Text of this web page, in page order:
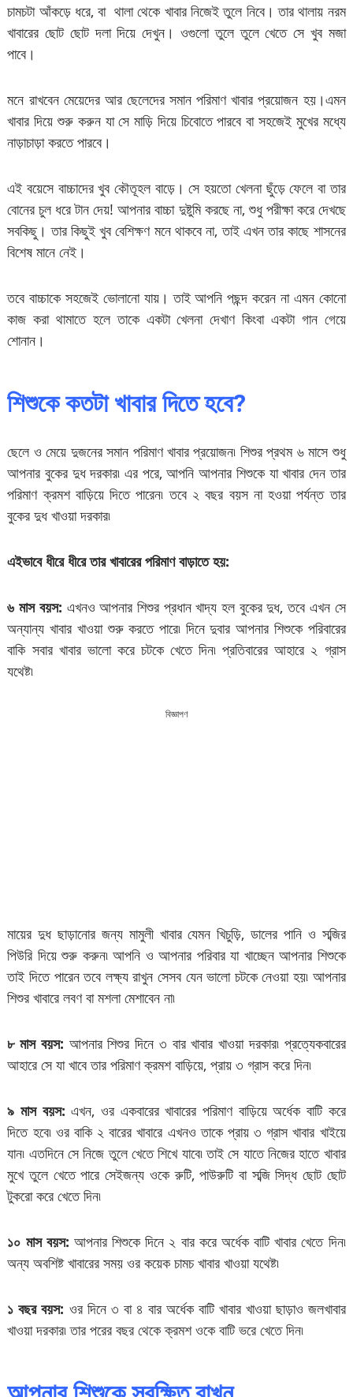
চামচটা আঁকড়ে ধরে, বা থালা থেকে খাবার নিজেই তুলে নিবে। তার থালায় নরম
খাবারের ছোট ছোট দলা দিয়ে দেখুন। ওগুলো তুলে তুলে খেতে সে খুব মজা
পাবে।
মনে রাখবেন মেয়েদের আর ছেলেদের সমান পরিমাণ খাবার প্রয়োজন হয়।এমন
খাবার দিয়ে শুরু করুন যা সে মাড়ি দিয়ে চিবোতে পারবে বা সহজেই মুখের মধ্যে
নাড়াচাড়া করতে পারবে।
এই বয়েসে বাচ্চাদের খুব কৌতূহল বাড়ে। সে হয়তো খেলনা ছুঁড়ে ফেলে বা তার
বোনের চুল ধরে টান দেয়! আপনার বাচ্চা দুষ্টুমি করছে না, শুধু পরীক্ষা করে দেখছে
সবকিছু। তার কিছুই খুব বেশিক্ষণ মনে থাকবে না, তাই এখন তার কাছে শাসনের
বিশেষ মানে নেই।
তবে বাচ্চাকে সহজেই ভোলানো যায়। তাই আপনি পছন্দ করেন না এমন কোনো
কাজ করা থামাতে হলে তাকে একটা খেলনা দেখাণ কিংবা একটা গান গেয়ে
শোনান।
শিশুকে কতটা খাবার দিতে হবে?
ছেলে ও মেয়ে দুজনের সমান পরিমাণ খাবার প্রয়োজন৷ শিশুর প্রথম ৬ মাসে শুধু
আপনার বুকের দুধ দরকার৷ এর পরে, আপনি আপনার শিশুকে যা খাবার দেন তার
পরিমাণ ক্রমশ বাড়িয়ে দিতে পারেন৷ তবে ২ বছর বয়স না হওয়া পর্যন্ত তার
বুকের দুধ খাওয়া দরকার৷
এইভাবে ধীরে ধীরে তার খাবারের পরিমাণ বাড়াতে হয়:
৬ মাস বয়স: এখনও আপনার শিশুর প্রধান খাদ্য হল বুকের দুধ, তবে এখন সে
অন্যান্য খাবার খাওয়া শুরু করতে পারে৷ দিনে দুবার আপনার শিশুকে পরিবারের
বাকি সবার খাবার ভালো করে চটকে খেতে দিন৷ প্রতিবারের আহারে ২ গ্রাস
যথেষ্ট৷
বিজ্ঞাপণ
মায়ের দুধ ছাড়ানোর জন্য মামুলী খাবার যেমন খিচুড়ি, ডালের পানি ও সব্জির
পিউরি দিয়ে শুরু করুন৷ আপনি ও আপনার পরিবার যা খাচ্ছেন আপনার শিশুকে
তাই দিতে পারেন তবে লক্ষ্য রাখুন সেসব যেন ভালো চটকে নেওয়া হয়৷ আপনার
শিশুর খাবারে লবণ বা মশলা মেশাবেন না৷
৮ মাস বয়স: আপনার শিশুর দিনে ৩ বার খাবার খাওয়া দরকার৷ প্রত্যেকবারের
আহারে সে যা খাবে তার পরিমাণ ক্রমশ বাড়িয়ে, প্রায় ৩ গ্রাস করে দিন৷
৯ মাস বয়স: এখন, ওর একবারের খাবারের পরিমাণ বাড়িয়ে অর্ধেক বাটি করে
দিতে হবে৷ ওর বাকি ২ বারের খাবারে এখনও তাকে প্রায় ৩ গ্রাস খাবার খাইয়ে
যান৷ এতদিনে সে নিজে তুলে খেতে শিখে যাবে৷ তাই সে যাতে নিজের হাতে খাবার
মুখে তুলে খেতে পারে সেইজন্য ওকে রুটি, পাউরুটি বা সব্জি সিদ্ধ ছোট ছোট
টুকরো করে খেতে দিন৷
১০ মাস বয়স: আপনার শিশুকে দিনে ২ বার করে অর্ধেক বাটি খাবার খেতে দিন৷
অন্য অবশিষ্ট খাবারের সময় ওর কয়েক চামচ খাবার খাওয়া যথেষ্ট৷
১ বছর বয়স: ওর দিনে ৩ বা ৪ বার অর্ধেক বাটি খাবার খাওয়া ছাড়াও জলখাবার
খাওয়া দরকার৷ তার পরের বছর থেকে ক্রমশ ওকে বাটি ভরে খেতে দিন৷